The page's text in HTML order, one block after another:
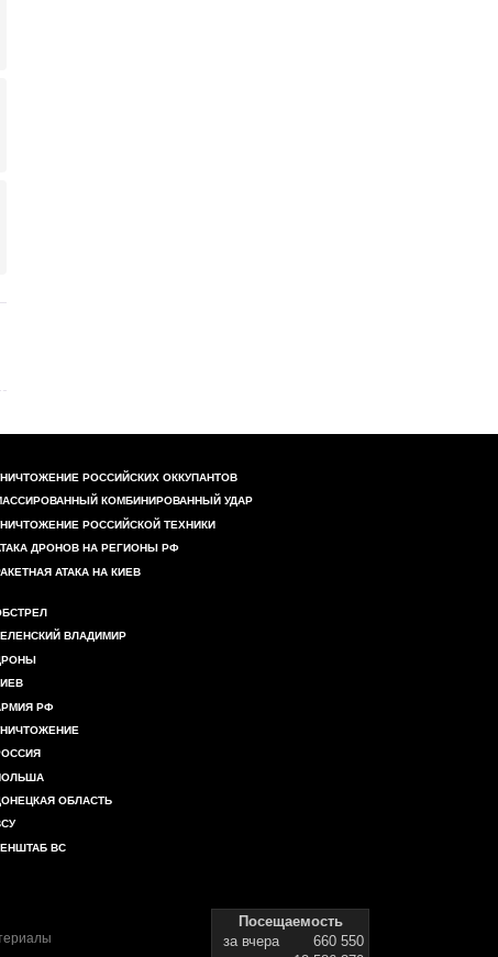
РОССИЙСКИХ ОККУПАНТОВ
КОМБИНИРОВАННЫЙ УДАР
РОССИЙСКОЙ ТЕХНИКИ
ДРОНОВ НА РЕГИОНЫ РФ
АТАКА НА КИЕВ
ВЛАДИМИР
РФ
ОБЛАСТЬ
ВС
Посещаемость
за вчера
660 550